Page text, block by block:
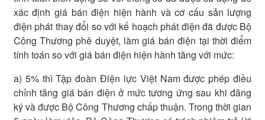
xác định giá bán điện hiện hành và cơ cấu sản lượng
điện phát thay đổi so với kế hoạch phát điện đã được Bộ
Công Thương phê duyệt, làm giá bán điện tại thời điểm
tính toán so với giá bán điện hiện hành tăng với mức:
a) 5% thì Tập đoàn Điện lực Việt Nam được phép điều
chỉnh tăng giá bán điện ở mức tương ứng sau khi đăng
ký và được Bộ Công Thương chấp thuận. Trong thời gian